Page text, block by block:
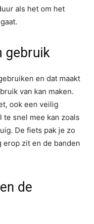
als het om het
gebruik
en dat maakt
van kan maken.
ook een veilig
snel mee kan zoals
De fiets pak je zo
zit en de banden
de